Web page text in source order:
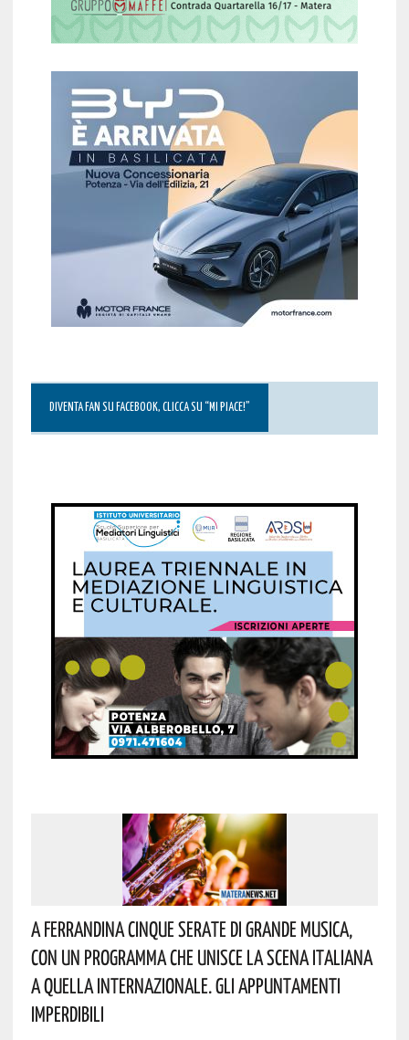
DIVENTA FAN SU FACEBOOK, CLICCA SU “MI PIACE!”
A Ferrandina Cinque Serate Di Grande Musica,
Con Un Programma Che Unisce La Scena Italiana
A Quella Internazionale. Gli Appuntamenti
Imperdibili